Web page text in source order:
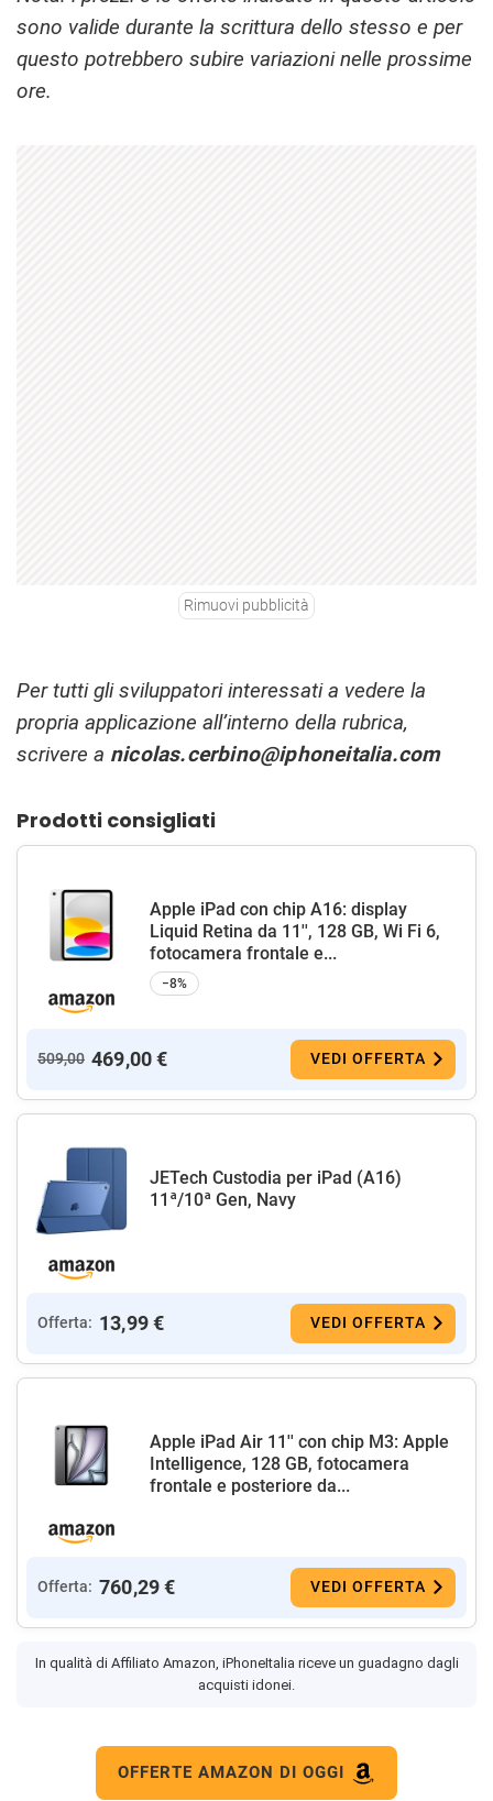
sono valide durante la scrittura dello stesso e per
questo potrebbero subire variazioni nelle prossime
ore.
Rimuovi pubblicità
Per tutti gli sviluppatori interessati a vedere la
propria applicazione all’interno della rubrica,
scrivere a nicolas.cerbino@iphoneitalia.com
Prodotti consigliati
Apple iPad con chip A16: display
Liquid Retina da 11'', 128 GB, Wi Fi 6,
fotocamera frontale e...
−8%
509,00 469,00 € VEDI OFFERTA
JETech Custodia per iPad (A16)
11ª/10ª Gen, Navy
Offerta: 13,99 € VEDI OFFERTA
Apple iPad Air 11'' con chip M3: Apple
Intelligence, 128 GB, fotocamera
frontale e posteriore da...
Offerta: 760,29 € VEDI OFFERTA
In qualità di Affiliato Amazon, iPhoneItalia riceve un guadagno dagli
acquisti idonei.
OFFERTE AMAZON DI OGGI